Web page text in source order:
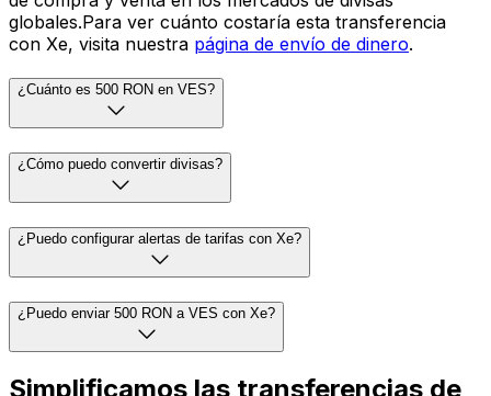
globales.Para ver cuánto costaría esta transferencia
con Xe, visita nuestra página de envío de dinero.
¿Cuánto es 500 RON en VES?
¿Cómo puedo convertir divisas?
¿Puedo configurar alertas de tarifas con Xe?
¿Puedo enviar 500 RON a VES con Xe?
Simplificamos las transferencias de